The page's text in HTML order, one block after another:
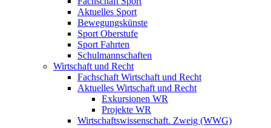
Aktuelles Sport
Bewegungskünste
Sport Oberstufe
Sport Fahrten
Schulmannschaften
Wirtschaft und Recht
Fachschaft Wirtschaft und Recht
Aktuelles Wirtschaft und Recht
Exkursionen WR
Projekte WR
Wirtschaftswissenschaft. Zweig (WWG)